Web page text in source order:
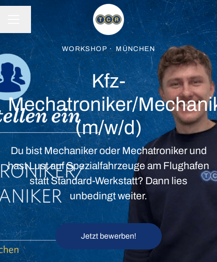
KARRIEREMENÜ
Sprache ändern
WORKSHOP · MÜNCHEN
Kfz-
Mechatroniker/
(m/w/d)
Du bist Mechaniker oder Mechatroniker und
hast Lust auf Spezialfahrzeuge am Flughafen
statt Standard-Werkstatt? Dann lies
unbedingt weiter.
Jetzt bewerben!